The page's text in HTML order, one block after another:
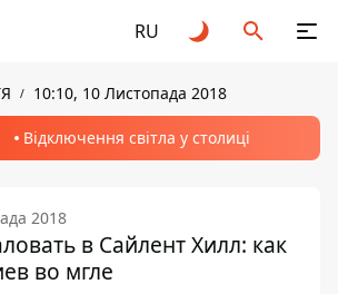
RU
10:10, 10 Листопада 2018
Відключення світла у столиці
2018
в Сайлент Хилл: как
во мгле